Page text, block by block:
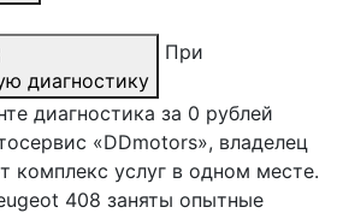
диагностику
При
диагностика за 0 рублей
«DDmotors», владелец
комплекс услуг в одном месте.
408 заняты опытные